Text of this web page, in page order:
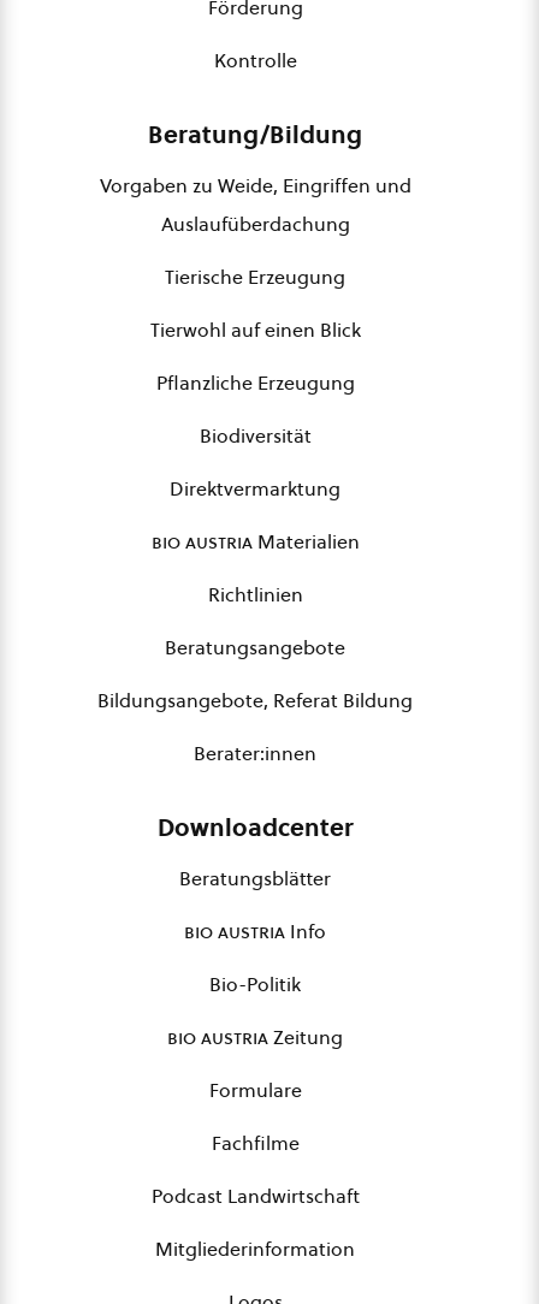
Förderung
Kontrolle
Beratung/Bildung
Vorgaben zu Weide, Eingriffen und
Auslaufüberdachung
Tierische Erzeugung
Tierwohl auf einen Blick
Pflanzliche Erzeugung
Biodiversität
Direktvermarktung
bio austriaMaterialien
Richtlinien
Beratungsangebote
Bildungsangebote, Referat Bildung
Berater:innen
Downloadcenter
Beratungsblätter
bio austria Info
Bio-Politik
bio austriaZeitung
Formulare
Fachfilme
Podcast Landwirtschaft
Mitgliederinformation